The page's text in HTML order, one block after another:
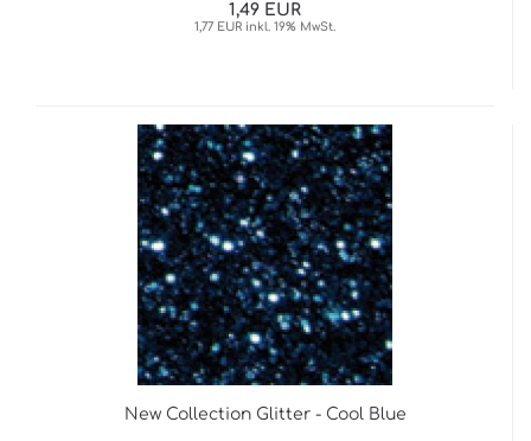
1,49 EUR
1,77 EUR inkl. 19% MwSt.
New Collection Glitter - Cool Blue